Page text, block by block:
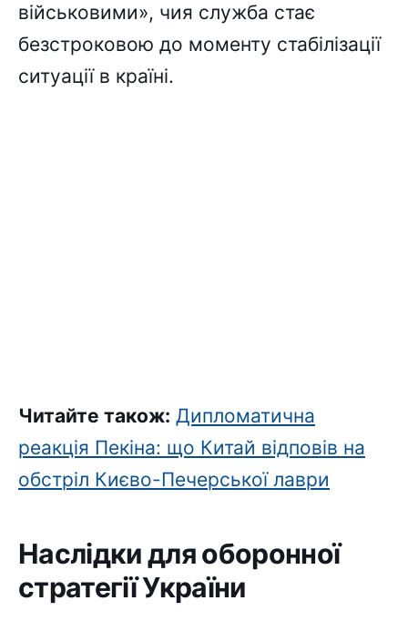
військовими», чия служба стає
безстроковою до моменту стабілізації
ситуації в країні.
Читайте також: Дипломатична
реакція Пекіна: що Китай відповів на
обстріл Києво-Печерської лаври
Наслідки для оборонної
стратегії України